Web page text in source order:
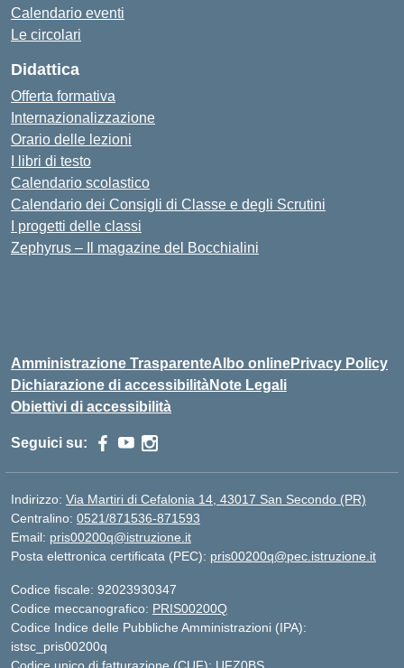
Calendario eventi
Le circolari
Didattica
Offerta formativa
Internazionalizzazione
Orario delle lezioni
I libri di testo
Calendario scolastico
Calendario dei Consigli di Classe e degli Scrutini
I progetti delle classi
Zephyrus – Il magazine del Bocchialini
Amministrazione TrasparenteAlbo onlinePrivacy Policy
Dichiarazione di accessibilitàNote Legali
Obiettivi di accessibilità
Seguici su:
Indirizzo: Via Martiri di Cefalonia 14, 43017 San Secondo (PR)
Centralino: 0521/871536-871593
Email: pris00200q@istruzione.it
Posta elettronica certificata (PEC): pris00200q@pec.istruzione.it
Codice fiscale: 92023930347
Codice meccanografico: PRIS00200Q
Codice Indice delle Pubbliche Amministrazioni (IPA):
istsc_pris00200q